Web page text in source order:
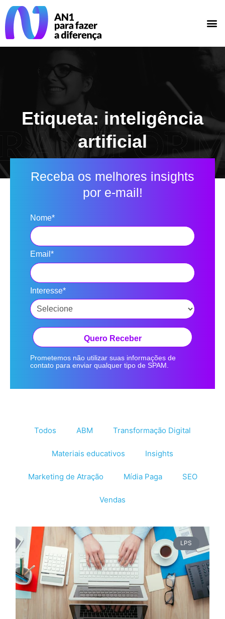
Etiqueta: inteligência
artificial
Receba os melhores insights
por e-mail!
Nome*
Email*
Interesse*
Quero Receber
Prometemos não utilizar suas informações de
contato para enviar qualquer tipo de SPAM.
Todos ABM Transformação Digital
Materiais educativos Insights
Marketing de Atração Mídia Paga SEO
Vendas
LPS